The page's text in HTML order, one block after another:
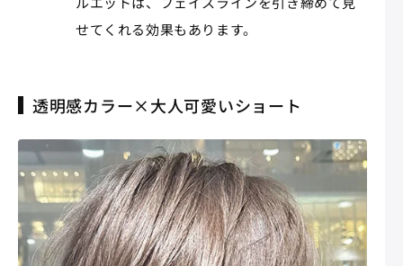
せてくれる効果もあります。
透明感カラー×大人可愛いショート